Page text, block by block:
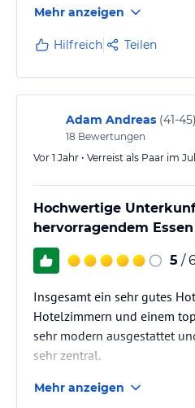
günstigere Alternative.
Mehr anzeigen
Hilfreich Teilen
Adam Andreas (41-45)
18 Bewertungen
Vor 1 Jahr • Verreist als Paar im
Hochwertige
hervorragendem Essen
5 /
Insgesamt ein sehr gutes
Hotelzimmern und einem
sehr modern ausgestattet
sehr zentral.
Mehr anzeigen